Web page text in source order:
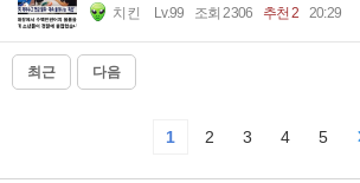
치킨 Lv.99 조회 2306 추천 2 20:29
최근 다음
1 2 3 4 5